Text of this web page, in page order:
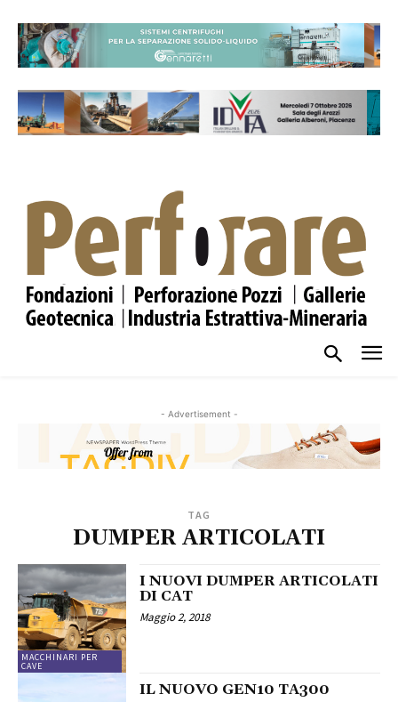
- Advertisement -
TAG
DUMPER ARTICOLATI
MACCHINARI PER
CAVE
I NUOVI DUMPER ARTICOLATI
DI CAT
Maggio 2, 2018
IL NUOVO GEN10 TA300